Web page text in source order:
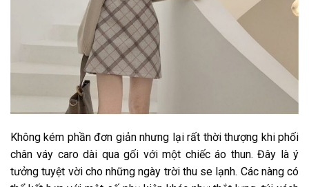
Không kém phần đơn giản nhưng lại rất thời thượng khi phối
chân váy caro dài qua gối với một chiếc áo thun. Đây là ý
tưởng tuyệt vời cho những ngày trời thu se lạnh. Các nàng có